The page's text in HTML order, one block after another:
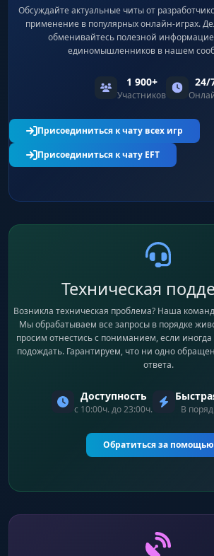
Обсуждайте актуальные читы от
применение в популярных онлайн-играх.
обменивайтесь полезной
единомышленников в нашем
1 900+
Участников
24/
Присоединиться к чату всех игр
Присоединиться к чату EFT
Техническая
Возникла техническая проблема? Наша
Мы обрабатываем все запросы в порядке
просим отнестись с пониманием, если
подождать. Гарантируем, что ни одно
ответа.
Доступность
с 10:00ч. до 23:00ч. В
Обратиться за помощью